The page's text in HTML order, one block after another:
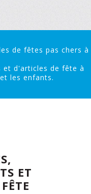
de fêtes pas chers à
et d'articles de fête à
les enfants.
ET